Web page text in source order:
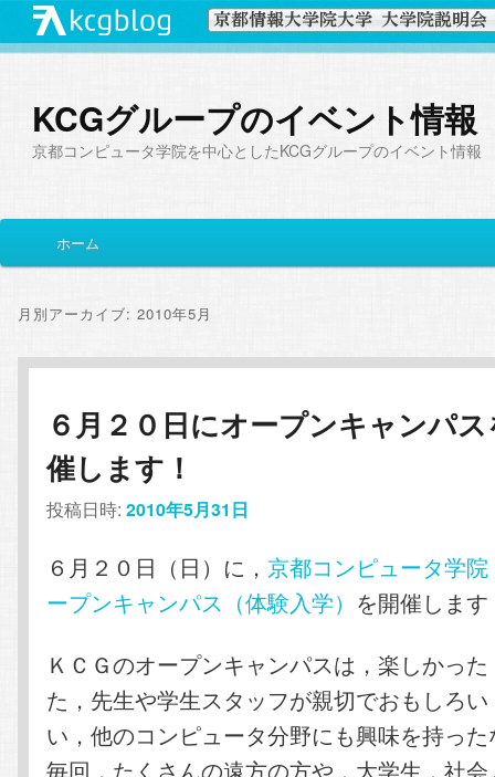
KCGグループのイベント情報
京都コンピュータ学院を中心としたKCGグループのイベント情報
イ
メ
ン
コ
ン
テ
ン
へ
サ
コ
ン
テ
ン
ツ
移
ホーム
月別アーカイブ:2010年5月
６月２０日にオープンキャンパ
催します！
投稿日時:2010年5月31日
６月２０日（日）に， 京都コンピュータ学
ープンキャンパス（体験入学） を開催します
ＫＣＧのオープンキャンパスは，楽しかっ
た，先生や学生スタッフが親切でおもしろ
い，他のコンピュータ分野にも興味を持っ
毎回，たくさんの遠方の方や，大学生，社